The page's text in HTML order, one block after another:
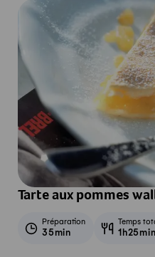
Tarte aux pommes
Préparation
35min
Temps
1h25min